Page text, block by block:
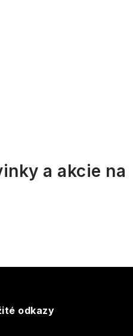
d
p
v
a akcie na
odkazy